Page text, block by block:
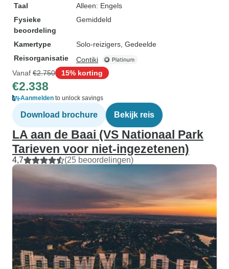
Taal
Alleen: Engels
Fysieke
beoordeling
Gemiddeld
Kamertype
Solo-reizigers, Gedeelde
Reisorganisatie
Contiki
Vanaf €2.750 15% korting
€2.338
Aanmelden to unlock savings
Download brochure Bekijk reis
LA aan de Baai (VS Nationaal Park
Tarieven voor niet-ingezetenen)
4,7 (25 beoordelingen)